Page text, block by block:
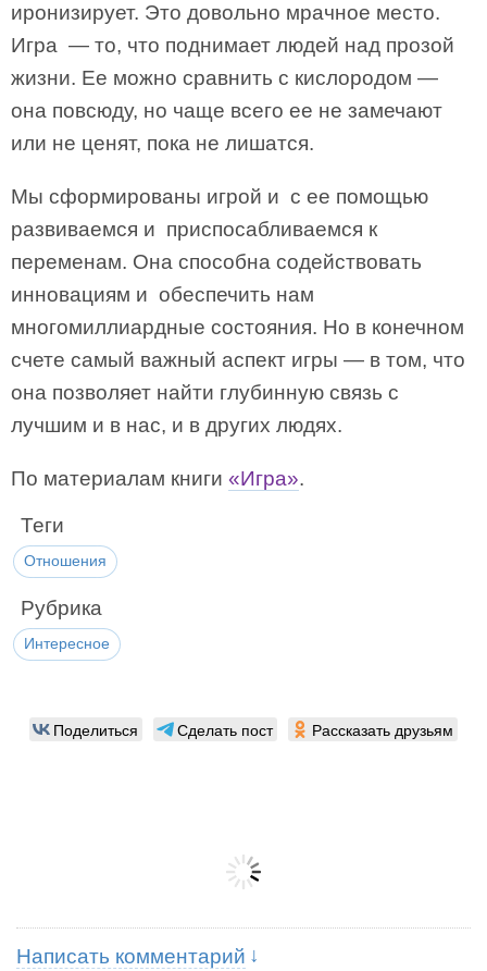
иронизирует. Это довольно мрачное место.
Игра — то, что поднимает людей над прозой
жизни. Ее можно сравнить с кислородом —
она повсюду, но чаще всего ее не замечают
или не ценят, пока не лишатся.
Мы сформированы игрой и с ее помощью
развиваемся и приспосабливаемся к
переменам. Она способна содействовать
инновациям и обеспечить нам
многомиллиардные состояния. Но в конечном
счете самый важный аспект игры — в том, что
она позволяет найти глубинную связь с
лучшим и в нас, и в других людях.
По материалам книги «Игра».
Теги
Отношения
Рубрика
Интересное
Поделиться Сделать пост Рассказать друзьям
Написать комментарий